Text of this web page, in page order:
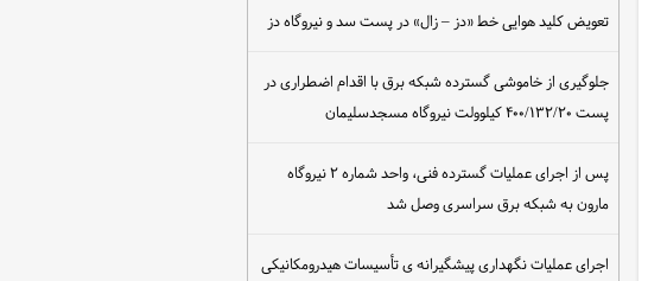
تعویض کلید هوایی خط «دز – زال» در پست سد و نیروگاه دز
جلوگیری از خاموشی گسترده شبکه برق با اقدام اضطراری در
پست ۴۰۰/۱۳۲/۲۰ کیلوولت نیروگاه مسجدسلیمان
پس از اجرای عملیات گسترده فنی، واحد شماره ۲ نیروگاه
مارون به شبکه برق سراسری وصل شد
اجرای عملیات نگهداری پیشگیرانه ی تأسیسات هیدرومکانیکی